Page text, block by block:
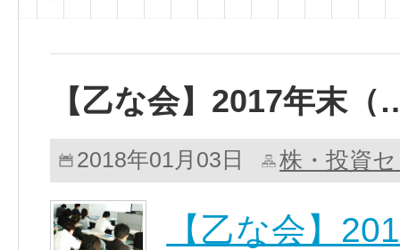
【乙な会】2017年末
2018年01月03日 株・投資
【乙な会】